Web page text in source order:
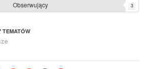
Obserwujący 3
TEMATÓW